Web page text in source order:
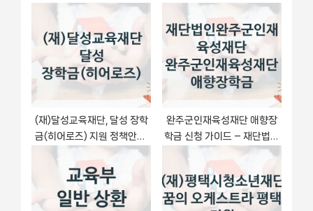
신청 요건과 제출 서류
(재)달성교육재단, 달성 장학
금(히어로즈) 지원 정책안내,
신청 자격 조건과 구비 서류
완주군인재육성재단 애향장
학금 신청 가이드 – 재단법인
완주군인재육성재단 복지 지
원 방법 및 필수 요건 안내